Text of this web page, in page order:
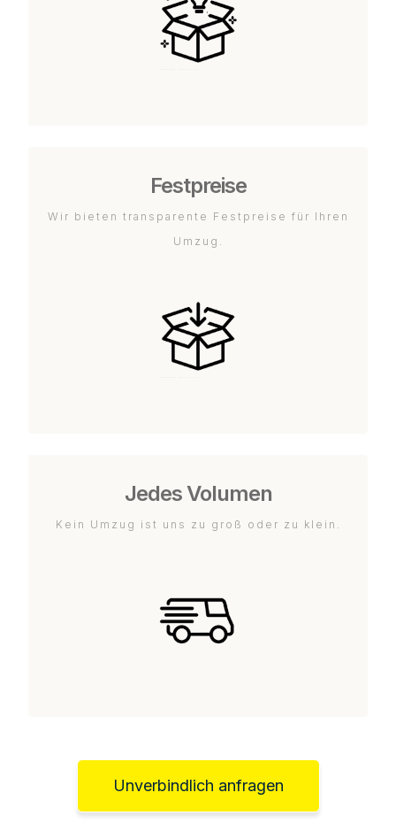
Festpreise
Wir bieten transparente Festpreise für Ihren
Umzug.
Jedes Volumen
Kein Umzug ist uns zu groß oder zu klein.
Unverbindlich anfragen